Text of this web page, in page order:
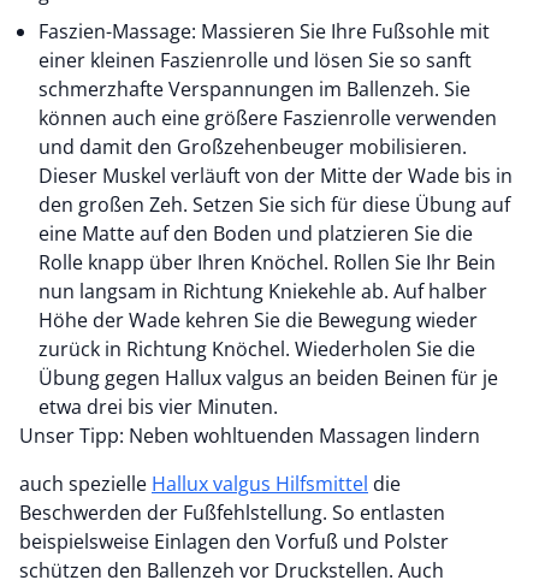
Faszien-Massage: Massieren Sie Ihre Fußsohle mit
einer kleinen Faszienrolle und lösen Sie so sanft
schmerzhafte Verspannungen im Ballenzeh. Sie
können auch eine größere Faszienrolle verwenden
und damit den Großzehenbeuger mobilisieren.
Dieser Muskel verläuft von der Mitte der Wade bis in
den großen Zeh. Setzen Sie sich für diese Übung auf
eine Matte auf den Boden und platzieren Sie die
Rolle knapp über Ihren Knöchel. Rollen Sie Ihr Bein
nun langsam in Richtung Kniekehle ab. Auf halber
Höhe der Wade kehren Sie die Bewegung wieder
zurück in Richtung Knöchel. Wiederholen Sie die
Übung gegen Hallux valgus an beiden Beinen für je
etwa drei bis vier Minuten.
Unser Tipp: Neben wohltuenden Massagen lindern
auch spezielle Hallux valgus Hilfsmittel die
Beschwerden der Fußfehlstellung. So entlasten
beispielsweise Einlagen den Vorfuß und Polster
schützen den Ballenzeh vor Druckstellen. Auch